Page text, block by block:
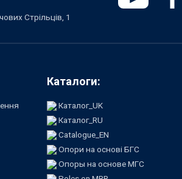
Стрільців, 1
Каталоги:
Каталог_UK
Каталог_RU
Catalogue_EN
Опори на основі БГС
Опоры на основе МГС